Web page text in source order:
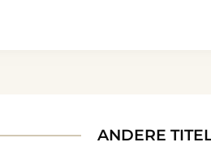
ANDERE